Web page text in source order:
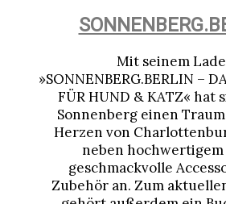
Mit seinem
»SONNENBERG.BERLIN –
FÜR HUND & KATZ« hat
Sonnenberg einen
Herzen von
neben
geschmackvolle
Zubehör an. Zum